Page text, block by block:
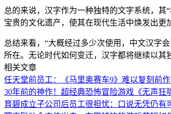
总的来说，汉字作为一种独特的文字系统，
宝贵的文化遗产，使其在现代生活中焕发出更
总结来看，“大概经过多少次使用，中文汉字
所在。无论时代如何变迁，汉字都将继续以其
相关文章
任天堂前员工：《马里奥赛车9》难以复刻前
30年前的神作！超经典恐怖冒险游戏《无声狂
育碧成立子公司后员工很担忧：口说无凭仍有